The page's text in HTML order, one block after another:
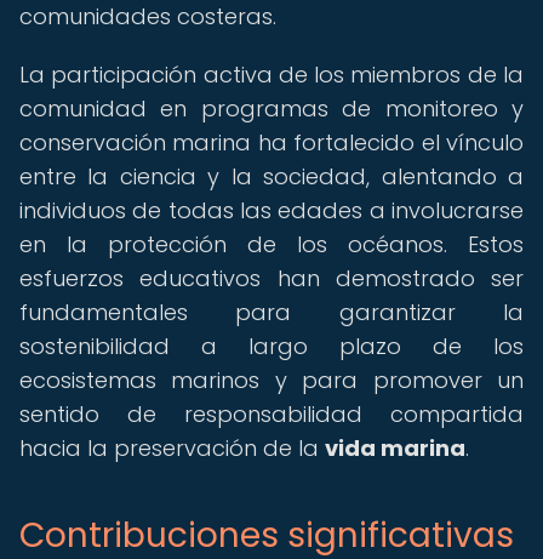
comunidades costeras.
La participación activa de los miembros de la
comunidad en programas de monitoreo y
conservación marina ha fortalecido el vínculo
entre la ciencia y la sociedad, alentando a
individuos de todas las edades a involucrarse
en la protección de los océanos. Estos
esfuerzos educativos han demostrado ser
fundamentales para garantizar la
sostenibilidad a largo plazo de los
ecosistemas marinos y para promover un
sentido de responsabilidad compartida
hacia la preservación de la vida marina.
Contribuciones significativas